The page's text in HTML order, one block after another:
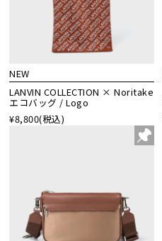
NEW
LANVIN COLLECTION × Noritake
エコバッグ / Logo
¥8,800(税込)